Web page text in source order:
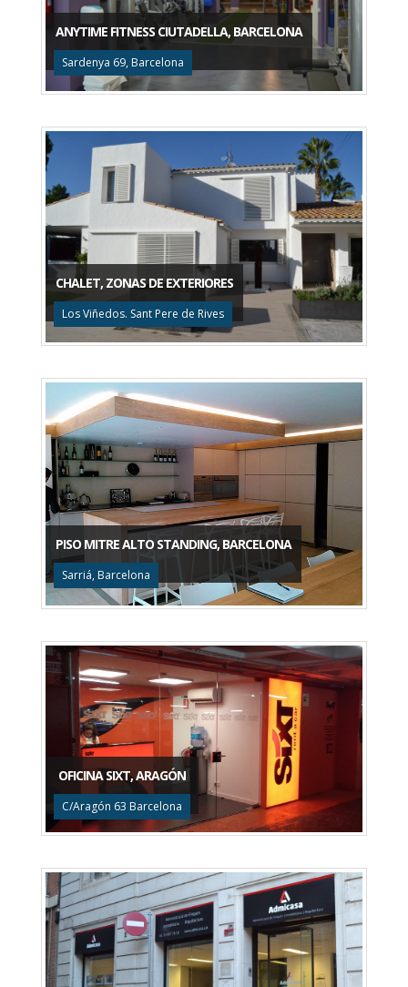
ANYTIME FITNESS CIUTADELLA, BARCELONA
Sardenya 69, Barcelona
CHALET, ZONAS DE EXTERIORES
Los Viñedos. Sant Pere de Rives
PISO MITRE ALTO STANDING, BARCELONA
Sarriá, Barcelona
OFICINA SIXT, ARAGÓN
C/Aragón 63 Barcelona